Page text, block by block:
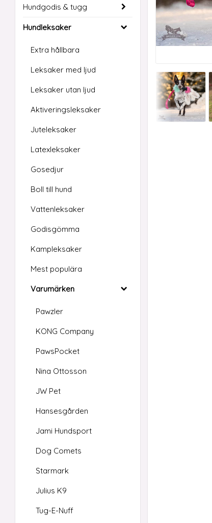
Hundgodis & tugg
Hundleksaker
Extra hållbara
Leksaker med ljud
Leksaker utan ljud
Aktiveringsleksaker
Juteleksaker
Latexleksaker
Gosedjur
Boll till hund
Vattenleksaker
Godisgömma
Kampleksaker
Mest populära
Varumärken
Pawzler
KONG Company
PawsPocket
Nina Ottosson
JW Pet
Hansesgården
Jami Hundsport
Dog Comets
Starmark
Julius K9
Tug-E-Nuff